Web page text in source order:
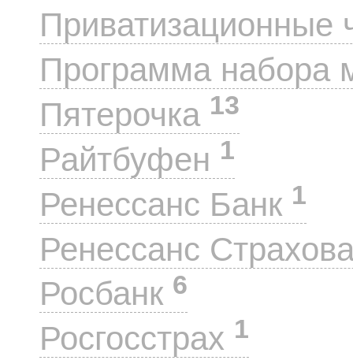
Приватизационные
Программа набора
Пятерочка 13
Райтбуфен 1
Ренессанс Банк 1
Ренессанс
Росбанк 6
Росгосстрах 1